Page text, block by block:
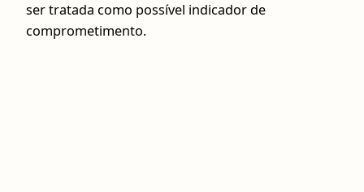
ser tratada como possível indicador de
comprometimento.